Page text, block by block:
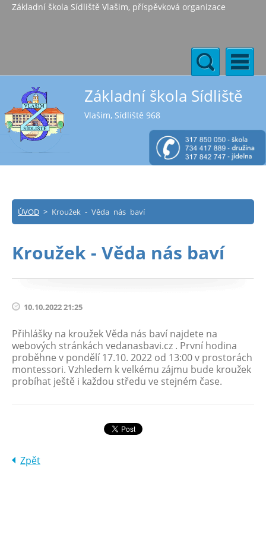
Základní škola Sídliště Vlašim, příspěvková organizace
Základní škola Sídliště
Vlašim, Sídliště 968
ÚVOD > Kroužek - Věda nás baví
Kroužek - Věda nás baví
10.10.2022 21:25
Přihlášky na kroužek Věda nás baví najdete na
webových stránkách vedanasbavi.cz . První hodina
proběhne v pondělí 17.10. 2022 od 13:00 v prostorách
montessori. Vzhledem k velkému zájmu bude kroužek
probíhat ještě i každou středu ve stejném čase.
Zpět